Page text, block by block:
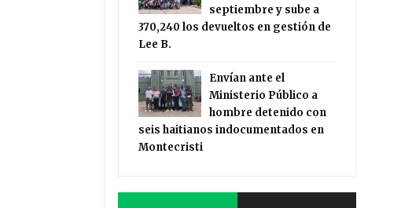
septiembre y sube a
370,240 los devueltos en gestión de
Lee B.
Envían ante el
Ministerio Público a
hombre detenido con
seis haitianos indocumentados en
Montecristi